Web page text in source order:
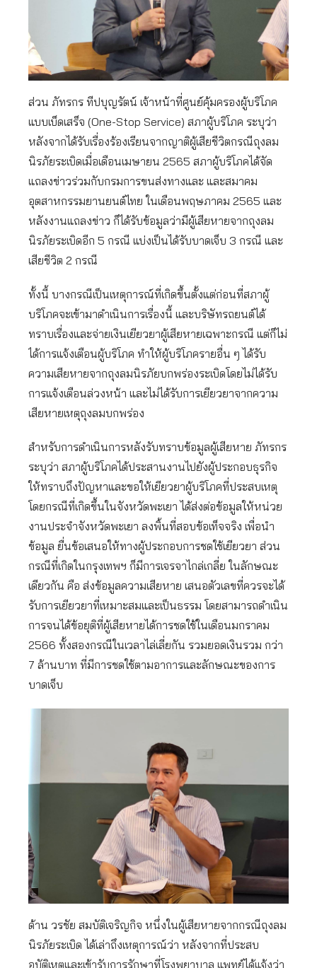
ส่วน ภัทรกร ทีปบุญรัตน์ เจ้าหน้าที่ศูนย์คุ้มครองผู้บริโภค
แบบเบ็ดเสร็จ (One-Stop Service) สภาผู้บริโภค ระบุว่า
หลังจากได้รับเรื่องร้องเรียนจากญาติผู้เสียชีวิตกรณีถุงลม
นิรภัยระเบิดเมื่อเดือนเมษายน 2565 สภาผู้บริโภคได้จัด
แถลงข่าวร่วมกับกรมการขนส่งทางและ และสมาคม
อุตสาหกรรมยานยนต์ไทย ในเดือนพฤษภาคม 2565 และ
หลังงานแถลงข่าว ก็ได้รับข้อมูลว่ามีผู้เสียหายจากถุงลม
นิรภัยระเบิดอีก 5 กรณี แบ่งเป็นได้รับบาดเจ็บ 3 กรณี และ
เสียชีวิต 2 กรณี
ทั้งนี้ บางกรณีเป็นเหตุการณ์ที่เกิดขึ้นตั้งแต่ก่อนที่สภาผู้
บริโภคจะเข้ามาดำเนินการเรื่องนี้ และบริษัทรถยนต์ได้
ทราบเรื่องและจ่ายเงินเยียวยาผู้เสียหายเฉพาะกรณี แต่ก็ไม่
ได้การแจ้งเตือนผู้บริโภค ทำให้ผู้บริโภครายอื่น ๆ ได้รับ
ความเสียหายจากถุงลมนิรภัยบกพร่องระเบิดโดยไม่ได้รับ
การแจ้งเตือนล่วงหน้า และไม่ได้รับการเยียวยาจากความ
เสียหายเหตุถุงลมบกพร่อง
สำหรับการดำเนินการหลังรับทราบข้อมูลผู้เสียหาย ภัทรกร
ระบุว่า สภาผู้บริโภคได้ประสานงานไปยังผู้ประกอบธุรกิจ
ให้ทราบถึงปัญหาและขอให้เยียวยาผู้บริโภคที่ประสบเหตุ
โดยกรณีที่เกิดขึ้นในจังหวัดพะเยา ได้ส่งต่อข้อมูลให้หน่วย
งานประจำจังหวัดพะเยา ลงพิ้นที่สอบข้อเท็จจริง เพื่อนำ
ข้อมูล ยื่นข้อเสนอให้ทางผู้ประกอบการชดใช้เยียวยา ส่วน
กรณีที่เกิดในกรุงเทพฯ ก็มีการเจรจาไกล่เกลี่ย ในลักษณะ
เดียวกัน คือ ส่งข้อมูลความเสียหาย เสนอตัวเลขที่ควรจะได้
รับการเยียวยาที่เหมาะสมและเป็นธรรม โดยสามารถดำเนิน
การจนได้ข้อยุติที่ผู้เสียหายได้การชดใช้ในเดือนมกราคม
2566 ทั้งสองกรณีในเวลาไล่เลี่ยกัน รวมยอดเงินรวม กว่า
7 ล้านบาท ที่มีการชดใช้ตามอาการและลักษณะของการ
บาดเจ็บ
ด้าน วรชัย สมบัติเจริญกิจ หนึ่งในผู้เสียหายจากกรณีถุงลม
นิรภัยระเบิด ได้เล่าถึงเหตุการณ์ว่า หลังจากที่ประสบ
อุบัติเหตุและเข้ารับการรักษาที่โรงพยาบาล แพทย์ได้แจ้งว่า